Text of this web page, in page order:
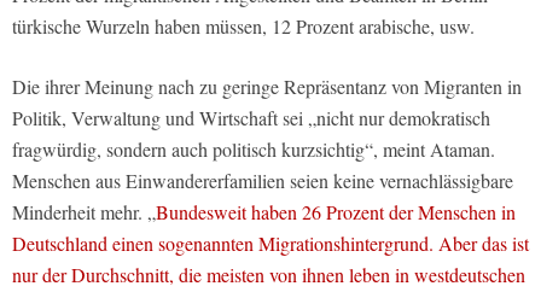
türkische Wurzeln haben müssen, 12 Prozent arabische, usw.
Die ihrer Meinung nach zu geringe Repräsentanz von Migranten in
Politik, Verwaltung und Wirtschaft sei „nicht nur demokratisch
fragwürdig, sondern auch politisch kurzsichtig“, meint Ataman.
Menschen aus Einwandererfamilien seien keine vernachlässigbare
Minderheit mehr. „Bundesweit haben 26 Prozent der Menschen in
Deutschland einen sogenannten Migrationshintergrund. Aber das ist
nur der Durchschnitt, die meisten von ihnen leben in westdeutschen